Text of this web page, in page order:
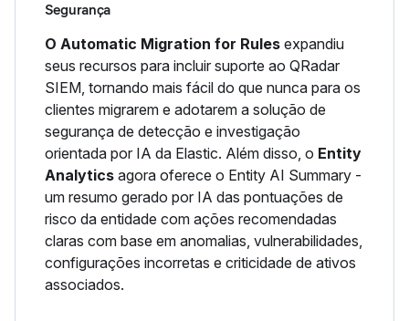
Segurança
O Automatic Migration for Rules expandiu
seus recursos para incluir suporte ao QRadar
SIEM, tornando mais fácil do que nunca para os
clientes migrarem e adotarem a solução de
segurança de detecção e investigação
orientada por IA da Elastic. Além disso, o Entity
Analytics agora oferece o Entity AI Summary -
um resumo gerado por IA das pontuações de
risco da entidade com ações recomendadas
claras com base em anomalias, vulnerabilidades,
configurações incorretas e criticidade de ativos
associados.